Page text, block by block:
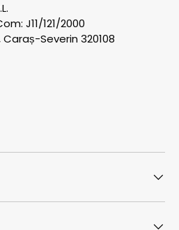
J11/121/2000
Caraș-Severin 320108